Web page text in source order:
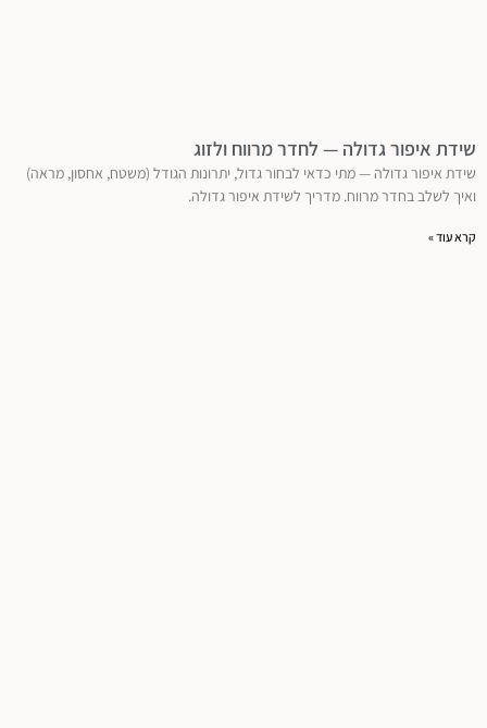
שידת איפור גדולה — לחדר מרווח ולזוג
שידת איפור גדולה — מתי כדאי לבחור גדול, יתרונות הגודל (משטח, אחסון, מראה)
ואיך לשלב בחדר מרווח. מדריך לשידת איפור גדולה.
קרא עוד »